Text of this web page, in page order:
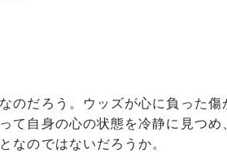
だろう。ウッズが心に負った傷
て自身の心の状態を冷静に見つめ
なのではないだろうか。